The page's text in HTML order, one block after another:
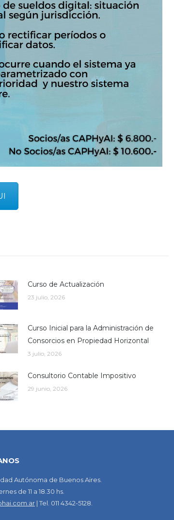
Curso de Actualización
23 julio, 2026
Curso Inicial para la Administración de
Consorcios en Propiedad Horizontal
3 julio, 2026
Consultorio Contable Impositivo
29 junio, 2026
Autónoma de Buenos Aires.
de 11 a 18.30 hs.
| Tel. 011 4342-5128.